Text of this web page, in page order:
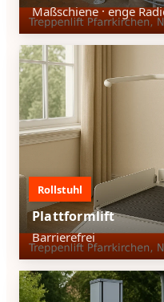
Maßschiene · enge
Rollstuhl
Plattformlift
Barrierefrei